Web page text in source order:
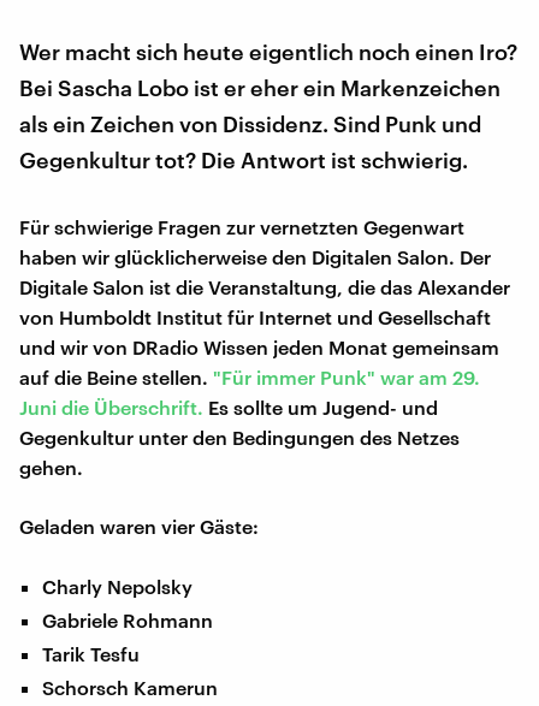
Wer macht sich heute eigentlich noch einen Iro?
Bei Sascha Lobo ist er eher ein Markenzeichen
als ein Zeichen von Dissidenz. Sind Punk und
Gegenkultur tot? Die Antwort ist schwierig.
Für schwierige Fragen zur vernetzten Gegenwart
haben wir glücklicherweise den Digitalen Salon. Der
Digitale Salon ist die Veranstaltung, die das Alexander
von Humboldt Institut für Internet und Gesellschaft
und wir von DRadio Wissen jeden Monat gemeinsam
auf die Beine stellen. "Für immer Punk" war am 29.
Juni die Überschrift. Es sollte um Jugend- und
Gegenkultur unter den Bedingungen des Netzes
gehen.
Geladen waren vier Gäste:
Charly Nepolsky
Gabriele Rohmann
Tarik Tesfu
Schorsch Kamerun